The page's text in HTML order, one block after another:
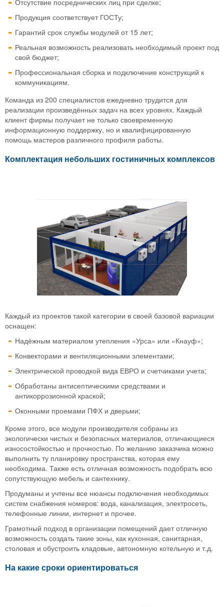
Продукция соответствует ГОСТу;
Гарантий срок службы модулей от 15 лет;
Реальная возможность реализовать необходимый проект под
свой бюджет;
Профессиональная сборка и подключение конструкций к
коммуникациям.
Команда из 200 специалистов ежедневно трудится для
реализации произведённых задач на всех уровнях. Каждый
клиент фирмы получает не только своевременную
информационную поддержку, но и квалифицированную
помощь мастеров различного профиля работы.
Комплектация небольших гостиничных комплексов
Каждый из проектов такой категории в своей базовой вариации
оснащен:
Надёжным материалом утепления «Урса» или «Кнауф»;
Конвекторами и вентиляционными элементами;
Электрической проводкой вида ЕВРО и счетчиками учета;
Обработаны антисептическими средствами и
антикоррозионной краской;
Оконными проемами ПФХ и дверьми;
Кроме этого, все модули производителя собраны из
экологически чистых и безопасных материалов, отличающиеся
износостойкостью и прочностью. По желанию заказчика можно
выполнить ту планировку пространства, которая ему
необходима. Также есть отличная возможность подобрать всю
сопутствующую мебель и сантехнику.
Продуманы и учтены все нюансы подключения необходимых
систем снабжения номеров: вода, канализация, электросеть,
телефонные линии, интернет и прочее.
Грамотный подход в организации помещений дает отличную
возможность создать такие зоны, как кухонная, санитарная,
столовая и обустроить кладовые, автономную котельную и т.д.
На какие сроки ориентироваться